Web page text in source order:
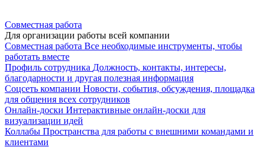
Совместная работа
Для организации работы всей компании
Совместная работа Все необходимые инструменты, чтобы
работать вместе
Профиль сотрудника Должность, контакты, интересы,
благодарности и другая полезная информация
Соцсеть компании Новости, события, обсуждения, площадка
для общения всех сотрудников
Онлайн-доски Интерактивные онлайн-доски для
визуализации идей
Коллабы Пространства для работы с внешними командами и
клиентами